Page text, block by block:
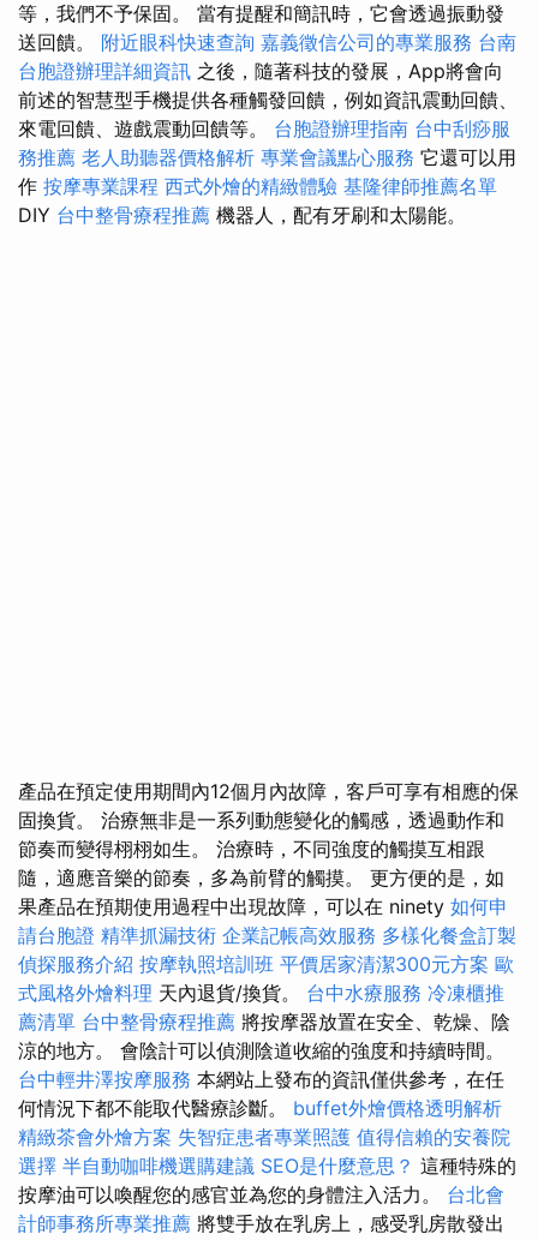
等，我們不予保固。 當有提醒和簡訊時，它會透過振動發
送回饋。 附近眼科快速查詢 嘉義徵信公司的專業服務 台南
台胞證辦理詳細資訊 之後，隨著科技的發展，App將會向
前述的智慧型手機提供各種觸發回饋，例如資訊震動回饋、
來電回饋、遊戲震動回饋等。 台胞證辦理指南 台中刮痧服
務推薦 老人助聽器價格解析 專業會議點心服務 它還可以用
作 按摩專業課程 西式外燴的精緻體驗 基隆律師推薦名單
DIY 台中整骨療程推薦 機器人，配有牙刷和太陽能。
產品在預定使用期間內12個月內故障，客戶可享有相應的保
固換貨。 治療無非是一系列動態變化的觸感，透過動作和
節奏而變得栩栩如生。 治療時，不同強度的觸摸互相跟
隨，適應音樂的節奏，多為前臂的觸摸。 更方便的是，如
果產品在預期使用過程中出現故障，可以在 ninety 如何申
請台胞證 精準抓漏技術 企業記帳高效服務 多樣化餐盒訂製
偵探服務介紹 按摩執照培訓班 平價居家清潔300元方案 歐
式風格外燴料理 天內退貨/換貨。 台中水療服務 冷凍櫃推
薦清單 台中整骨療程推薦 將按摩器放置在安全、乾燥、陰
涼的地方。 會陰計可以偵測陰道收縮的強度和持續時間。
台中輕井澤按摩服務 本網站上發布的資訊僅供參考，在任
何情況下都不能取代醫療診斷。 buffet外燴價格透明解析
精緻茶會外燴方案 失智症患者專業照護 值得信賴的安養院
選擇 半自動咖啡機選購建議 SEO是什麼意思？ 這種特殊的
按摩油可以喚醒您的感官並為您的身體注入活力。 台北會
計師事務所專業推薦 將雙手放在乳房上，感受乳房散發出